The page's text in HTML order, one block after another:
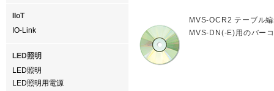
IIoT
IO-Link
LED照明
LED照明
LED照明用電源
MVS-OCR2 テーブル
MVS-DN(-E)用のバー